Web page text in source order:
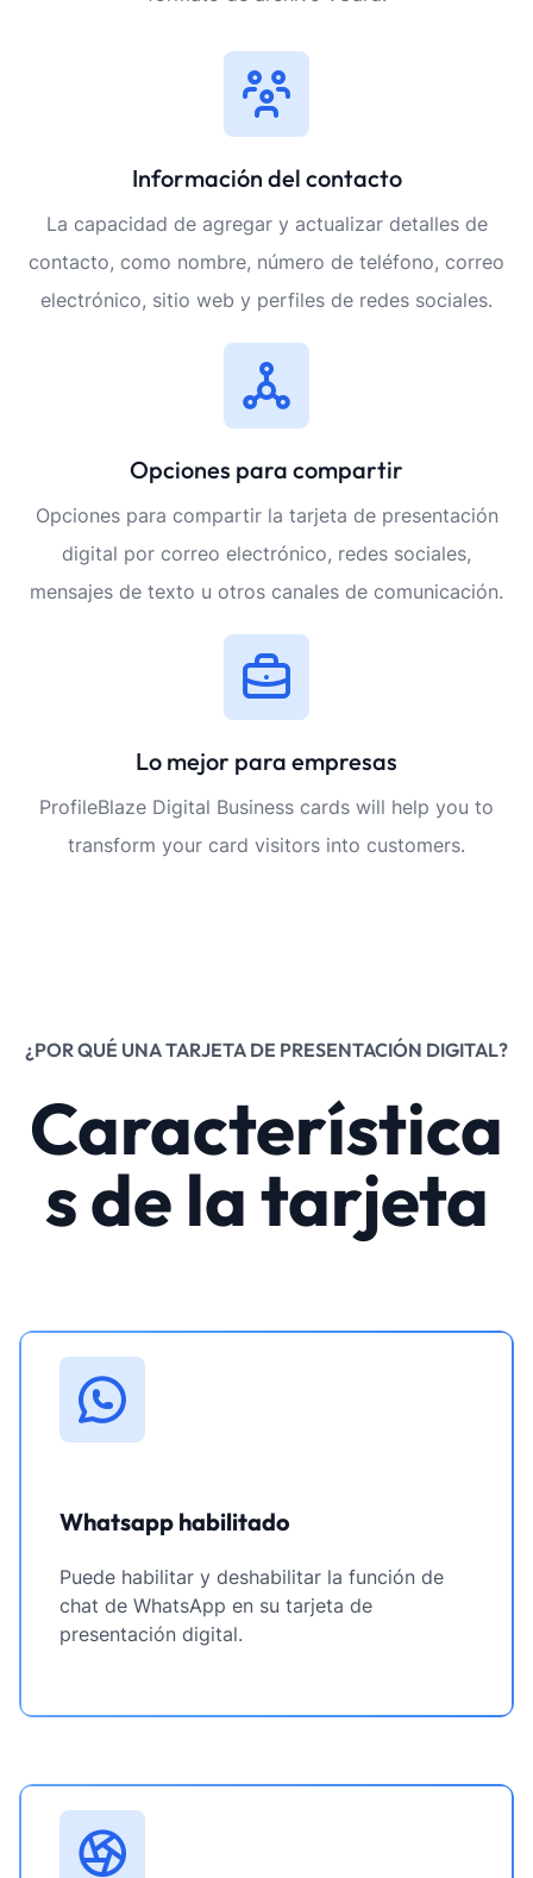
Información del contacto
La capacidad de agregar y actualizar detalles de
contacto, como nombre, número de teléfono, correo
electrónico, sitio web y perfiles de redes sociales.
Opciones para compartir
Opciones para compartir la tarjeta de presentación
digital por correo electrónico, redes sociales,
mensajes de texto u otros canales de comunicación.
Lo mejor para empresas
ProfileBlaze Digital Business cards will help you to
transform your card visitors into customers.
¿POR QUÉ UNA TARJETA DE PRESENTACIÓN DIGITAL?
Característica
s de la tarjeta
Whatsapp habilitado
Puede habilitar y deshabilitar la función de
chat de WhatsApp en su tarjeta de
presentación digital.